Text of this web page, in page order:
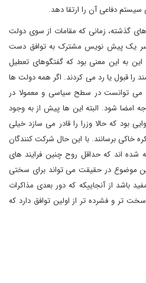
دفاعی آن را ارتقا دهد.
های گذشته، زمانی که مقامات از سوی دولت
سر یک پیش نویس مشترک به توافق دست
این به این معنی بود که گفتگوهای تعطیل
را قبول یا رد می کردند. اگر همه دولت ها
می توانست در سطح سیاسی و معمولا در
امضا شود. البته این ها پیش از به وجود
بود که حالا وزرا را قادر می سازد خیلی
خاکی برسانند. با این حال شرکت کنندگان
شده اند که حداقل روح چنین فرایند های
موضوع در حقیقت می تواند برای سختی
باشد از آنجاییکه که دور بعدی مذاکرات
تر و فشرده تر از اولین توافق دارد که